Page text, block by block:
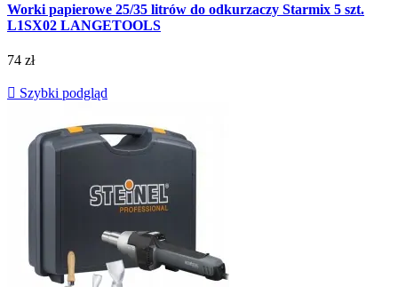
Worki papierowe 25/35 litrów do odkurzaczy Starmix 5 szt.
L1SX02 LANGETOOLS
74 zł
 Szybki podgląd